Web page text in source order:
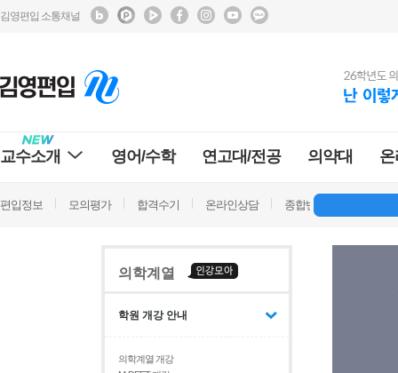
김영편입 소통채널
교수소개 영어/수학 연고대/전공 의약대
편입정보 모의평가 합격수기 온라인상담 종합반 방문상담
의학계열
학원 개강 안내
의학계열 개강